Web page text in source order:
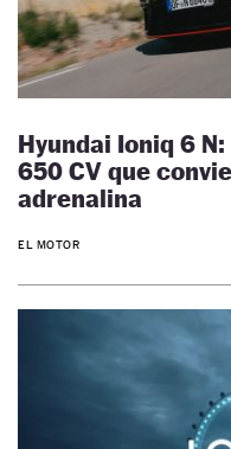
Hyundai Ioniq 6
650 CV que
adrenalina
EL MOTOR